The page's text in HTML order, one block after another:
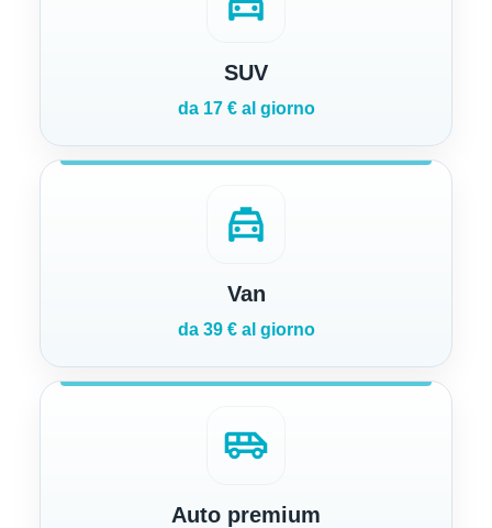
SUV
da 17 € al giorno
local_taxi
Van
da 39 € al giorno
airport_shuttle
Auto premium